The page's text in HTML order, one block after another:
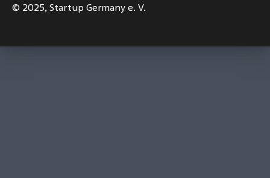
© 2025,Startup Germany e. V.